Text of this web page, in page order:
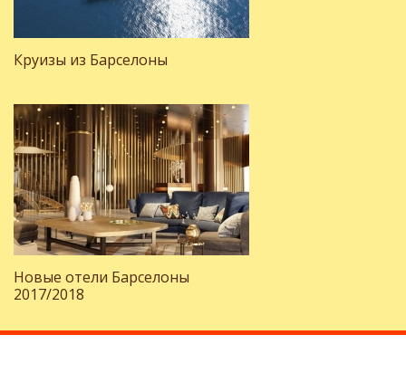
Круизы из Барселоны
Новые отели Барселоны
2017/2018